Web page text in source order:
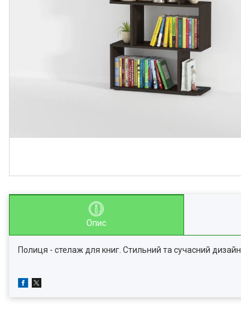
Опис
Полиця - стелаж для книг. Стильний та сучасний дизайн